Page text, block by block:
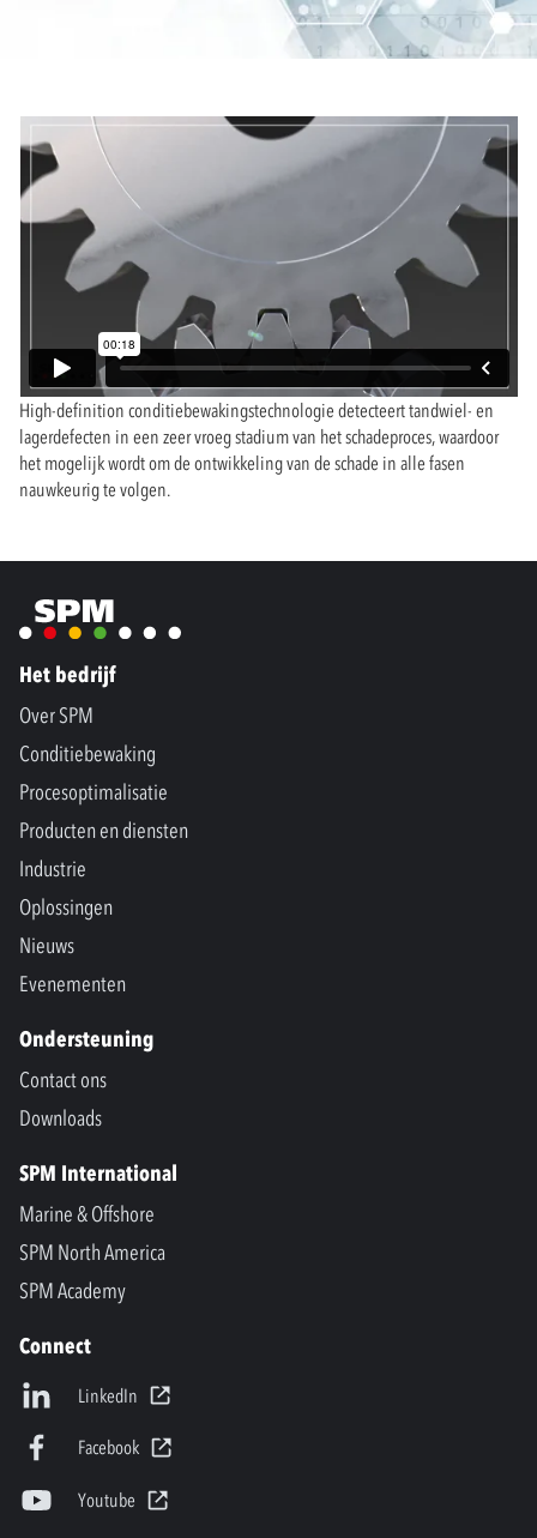
High-definition conditiebewakingstechnologie detecteert tandwiel- en
lagerdefecten in een zeer vroeg stadium van het schadeproces, waardoor
het mogelijk wordt om de ontwikkeling van de schade in alle fasen
nauwkeurig te volgen.
Het bedrijf
Over SPM
Conditiebewaking
Procesoptimalisatie
Producten en diensten
Industrie
Oplossingen
Nieuws
Evenementen
Ondersteuning
Contact ons
Downloads
SPM International
Marine & Offshore
SPM North America
SPM Academy
Connect
LinkedIn
Facebook
Youtube